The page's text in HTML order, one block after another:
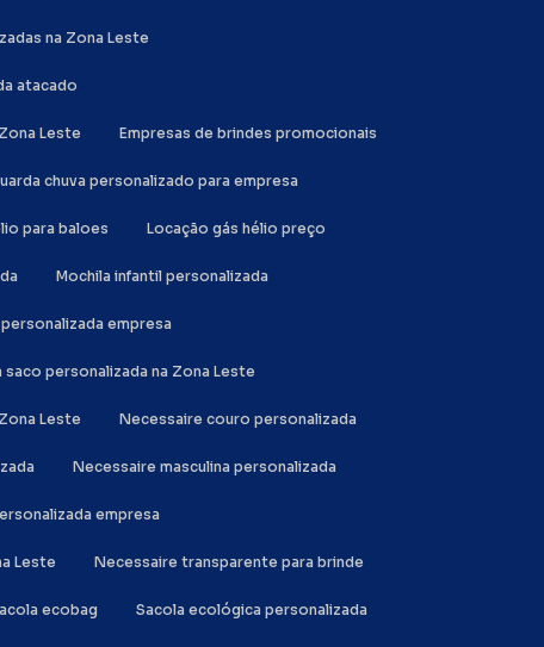
na Zona Leste
atacado
Leste Empresas de brindes promocionais
Guarda chuva personalizado para empresa
para baloes Locação gás hélio preço
Mochila infantil personalizada
personalizada empresa
saco personalizada na Zona Leste
Leste Necessaire couro personalizada
Necessaire masculina personalizada
empresa
Leste Necessaire transparente para brinde
Sacola ecobag Sacola ecológica personalizada